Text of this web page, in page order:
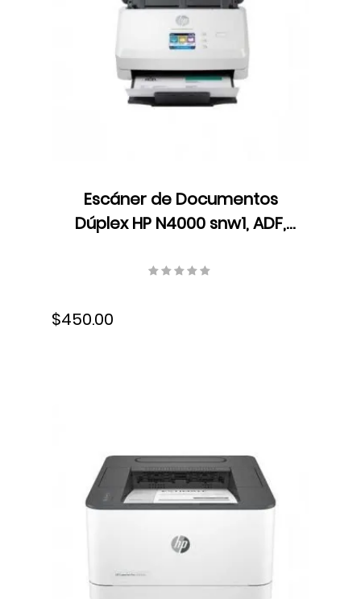
Escáner de Documentos
Dúplex HP N4000 snw1, ADF,
ppm/80 ipm, Resolución 600
$450.00